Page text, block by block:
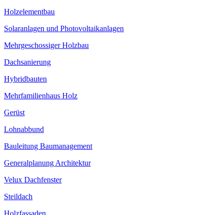
Holzelementbau
Solaranlagen und Photovoltaikanlagen
Mehrgeschossiger Holzbau
Dachsanierung
Hybridbauten
Mehrfamilienhaus Holz
Gerüst
Lohnabbund
Bauleitung Baumanagement
Generalplanung Architektur
Velux Dachfenster
Steildach